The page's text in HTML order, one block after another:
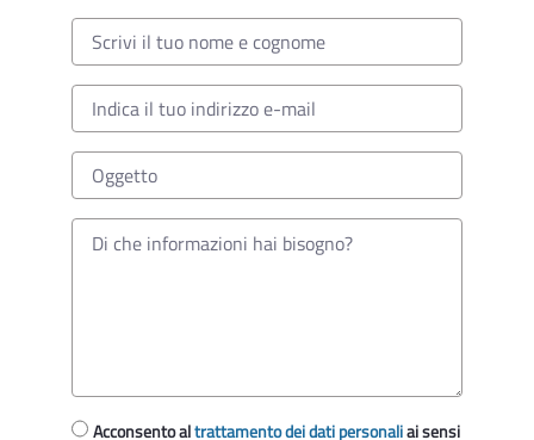
Acconsento altrattamento dei dati personaliai sensi